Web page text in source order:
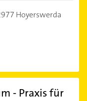
Hoyerswerda
- Praxis für